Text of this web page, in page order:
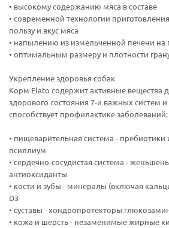
• высокому содержанию мяса в составе
• современной технологии
пользу и вкус мяса
• напылению из измельченной печени на
• оптимальным размеру и плотности
Укрепление здоровья собак
Корм Elato содержит активные вещества
здорового состояния 7-и важных систем и
способствует профилактике заболеваний:
• пищеварительная система - пребиотики
псиллиум
• сердечно-сосудистая система -
антиоксиданты
• кости и зубы - минералы (включая
D3
• суставы - хондропротекторы
• кожа и шерсть - незаменимые жирные